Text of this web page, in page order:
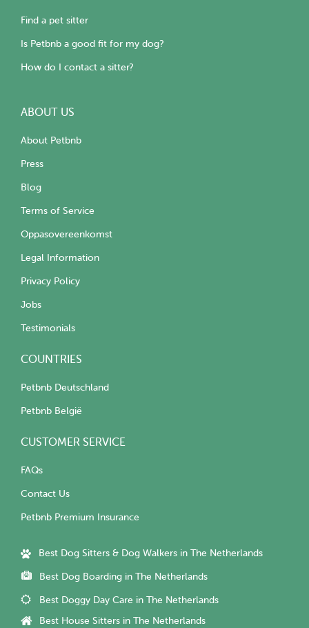
Find a pet sitter
Is Petbnb a good fit for my dog?
How do I contact a sitter?
ABOUT US
About Petbnb
Press
Blog
Terms of Service
Oppasovereenkomst
Legal Information
Privacy Policy
Jobs
Testimonials
COUNTRIES
Petbnb Deutschland
Petbnb België
CUSTOMER SERVICE
FAQs
Contact Us
Petbnb Premium Insurance
Best Dog Sitters & Dog Walkers in The Netherlands
Best Dog Boarding in The Netherlands
Best Doggy Day Care in The Netherlands
Best House Sitters in The Netherlands